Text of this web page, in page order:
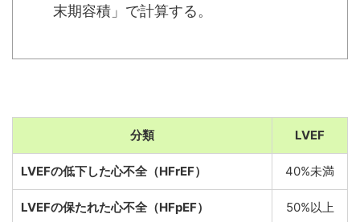
末期容積」で計算する。
分類 LVEF
LVEFの低下した心不全（HFrEF） 40%未満
LVEFの保たれた心不全（HFpEF） 50%以上